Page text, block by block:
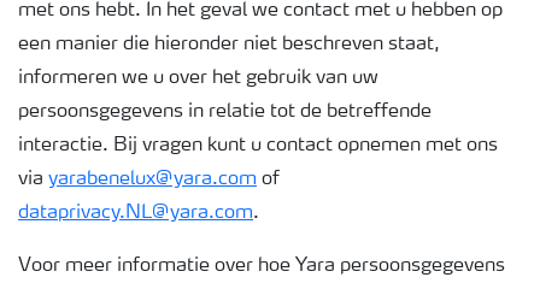
met ons hebt. In het geval we contact met u hebben op
een manier die hieronder niet beschreven staat,
informeren we u over het gebruik van uw
persoonsgegevens in relatie tot de betreffende
interactie. Bij vragen kunt u contact opnemen met ons
via yarabenelux@yara.com of
dataprivacy.NL@yara.com.
Voor meer informatie over hoe Yara persoonsgegevens